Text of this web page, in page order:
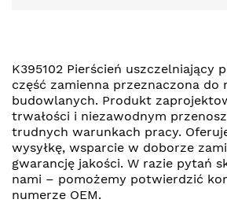
K395102 Pierścień uszczelniający
część zamienna przeznaczona do
budowlanych. Produkt
trwałości i niezawodnym
trudnych warunkach pracy.
wysyłkę, wsparcie w doborze
gwarancję jakości. W razie pytań
nami – pomożemy potwierdzić
numerze OEM.